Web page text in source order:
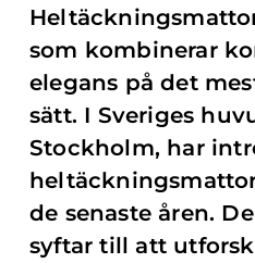
som kombinerar
elegans på det
sätt. I Sveriges
Stockholm, har
de senaste åren.
syftar till att